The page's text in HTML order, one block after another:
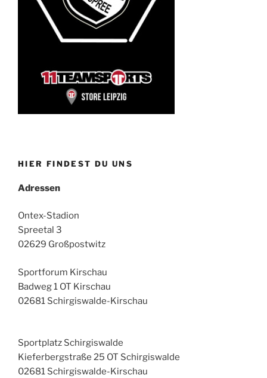
HIER FINDEST DU UNS
Adressen
Ontex-Stadion
Spreetal 3
02629 Großpostwitz
Sportforum Kirschau
Badweg 1 OT Kirschau
02681 Schirgiswalde-Kirschau
Sportplatz Schirgiswalde
Kieferbergstraße 25 OT Schirgiswalde
02681 Schirgiswalde-Kirschau